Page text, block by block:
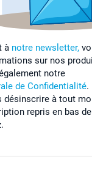
à notre newsletter,
sur nos
notre
de Confidentialité.
désinscrire à tout
repris en bas